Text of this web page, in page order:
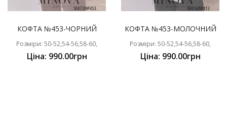
КОФТА №453-ЧОРНИЙ
Розміри: 50-52,54-56,58-60,
Ціна: 990.00грн
КОФТА №453-МОЛОЧНИЙ
Розміри: 50-52,54-56,58-60,
Ціна: 990.00грн